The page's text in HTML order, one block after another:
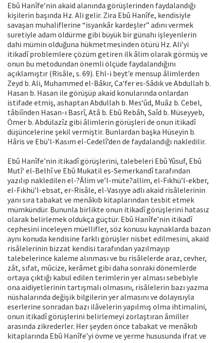
Ebû Hanîfe’nin akaid alanında görüşlerinden faydalandığı
kişilerin başında Hz. Ali gelir. Zira Ebû Hanîfe, kendisiyle
savaşan muhaliflerine “isyankâr kardeşler” adını vermek
suretiyle adam öldürme gibi büyük bir günahı işleyenlerin
dahi mümin olduğuna hükmetmesinden ötürü Hz. Ali’yi
itikadî problemlere çözüm getiren ilk âlim olarak görmüş ve
onun bu metodundan önemli ölçüde faydalandığını
açıklamıştır (Risâle, s. 69). Ehl-i beyt’e mensup âlimlerden
Zeyd b. Ali, Muhammed el-Bâkır, Ca‘fer es-Sâdık ve Abdullah b.
Hasan b. Hasan ile görüşüp akaid konularında onlardan
istifade etmiş, ashaptan Abdullah b. Mes‘ûd, Muâz b. Cebel,
tâbiînden Hasan-ı Basrî, Atâ b. Ebû Rebâh, Saîd b. Müseyyeb,
Ömer b. Abdülazîz gibi âlimlerin görüşleri de onun itikadî
düşüncelerine şekil vermiştir. Bunlardan başka Hüseyin b.
Hâris ve Ebü’l-Kasım el-Cedelî’den de faydalandığı nakledilir.
Ebû Hanîfe’nin itikadî görüşlerini, talebeleri Ebû Yûsuf, Ebû
Mutî‘ el-Belhî ve Ebû Mukatil es-Semerkandî tarafından
yazılıp nakledilen el-?Âlim ve’l-müte?allim, el-Fıkhü’l-ekber,
el-Fıkhü’l-ebsat, er-Risâle, el-Vasıyye adlı akaid risâlelerinin
yanı sıra tabakat ve menâkıb kitaplarından tesbit etmek
mümkündür. Bununla birlikte onun itikadî görüşlerini hatasız
olarak belirlemek oldukça güçtür. Ebû Hanîfe’nin itikadî
cephesini inceleyen müellifler, söz konusu kaynaklarda bazan
aynı konuda kendisine farklı görüşler nisbet edilmesini, akaid
risâlelerinin bizzat kendisi tarafından yazılmayıp
talebelerince kaleme alınması ve bu risâlelerde araz, cevher,
zât, sıfat, mûcize, kerâmet gibi daha sonraki dönemlerde
ortaya çıktığı kabul edilen terimlerin yer alması sebebiyle
ona aidiyetlerinin tartışmalı olmasını, risâlelerin bazı yazma
nüshalarında değişik bilgilerin yer almasını ve dolayısıyla
eserlerine sonradan bazı ilâvelerin yapılmış olma ihtimalini,
onun itikadî görüşlerini belirlemeyi zorlaştıran âmiller
arasında zikrederler. Her şeyden önce tabakat ve menâkıb
kitaplarında Ebû Hanîfe’yi övme ve yerme hususunda ifrat ve